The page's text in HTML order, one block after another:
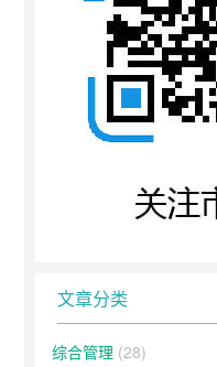
文章分类
综合管理 (28)